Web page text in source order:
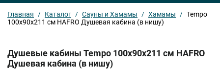
Главная / Каталог / Сауны и Хамамы / Хамамы / Tempo
100х90х211 см HAFRO Душевая кабина (в нишу)
Душевые кабины Tempo 100х90х211 см HAFRO
Душевая кабина (в нишу)